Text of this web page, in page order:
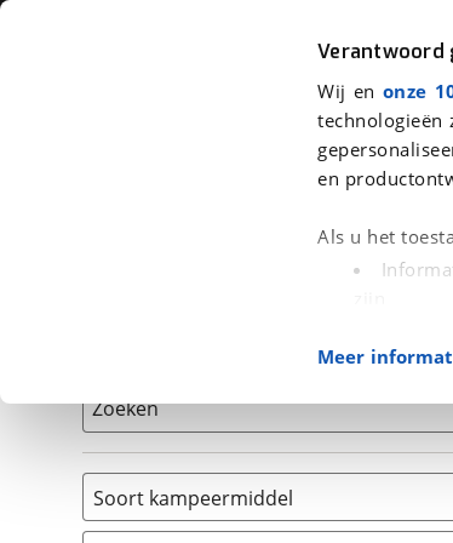
Verantwoord
Wij en onze
technologieën
en
Als u het
Met cookies
Functionele
Meer
Auto Fiets
Kampeervoertuigen
We hebben 1
Zoeken
Soort kampeermiddel
Caravan (1)